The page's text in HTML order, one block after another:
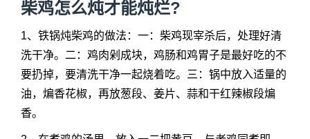
柴鸡怎么炖才能炖烂?
1、铁锅炖柴鸡的做法 ：一：柴鸡现宰杀后，处理好清
洗干净。二：鸡肉剁成块，鸡肠和鸡胃子是最好吃的不
要扔掉，要清洗干净一起烧着吃。三：锅中放入适量的
油，煸香花椒，再放葱段、姜片、蒜和干红辣椒段煸
香。